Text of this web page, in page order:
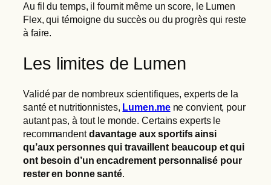
Au fil du temps, il fournit même un score, le Lumen
Flex, qui témoigne du succès ou du progrès qui reste
à faire.
Les limites de Lumen
Validé par de nombreux scientifiques, experts de la
santé et nutritionnistes, Lumen.mene convient, pour
autant pas, à tout le monde. Certains experts le
recommandentdavantage aux sportifs ainsi
qu’aux personnes qui travaillent beaucoup et qui
ont besoin d’un encadrement personnalisé pour
rester en bonne santé.